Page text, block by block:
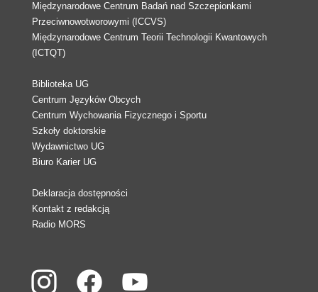
Międzynarodowe Centrum Badań nad Szczepionkami
Przeciwnowotworowymi (ICCVS)
Międzynarodowe Centrum Teorii Technologii Kwantowych
(ICTQT)
Biblioteka UG
Centrum Języków Obcych
Centrum Wychowania Fizycznego i Sportu
Szkoły doktorskie
Wydawnictwo UG
Biuro Karier UG
Deklaracja dostępności
Kontakt z redakcją
Radio MORS